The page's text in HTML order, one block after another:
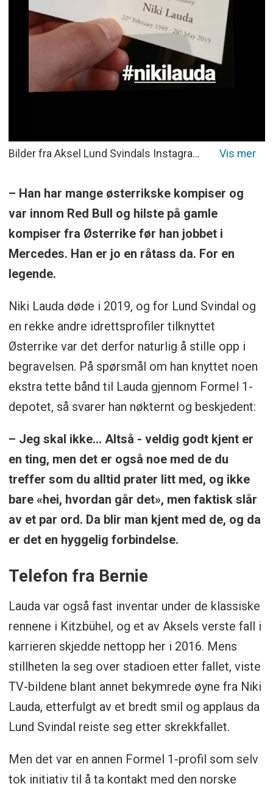
Bilder fra Aksel Lund Svindals Instagram-konto da han deltok i begravelsen til Niki Lauda.
– Han har mange østerrikske kompiser og
var innom Red Bull og hilste på gamle
kompiser fra Østerrike før han jobbet i
Mercedes. Han er jo en råtass da. For en
legende.
Niki Lauda døde i 2019, og for Lund Svindal og
en rekke andre idrettsprofiler tilknyttet
Østerrike var det derfor naturlig å stille opp i
begravelsen. På spørsmål om han knyttet noen
ekstra tette bånd til Lauda gjennom Formel 1-
depotet, så svarer han nøkternt og beskjedent:
– Jeg skal ikke... Altså - veldig godt kjent er
en ting, men det er også noe med de du
treffer som du alltid prater litt med, og ikke
bare «hei, hvordan går det», men faktisk slår
av et par ord. Da blir man kjent med de, og da
er det en hyggelig forbindelse.
Telefon fra Bernie
Lauda var også fast inventar under de klassiske
rennene i Kitzbühel, og et av Aksels verste fall i
karrieren skjedde nettopp her i 2016. Mens
stillheten la seg over stadioen etter fallet, viste
TV-bildene blant annet bekymrede øyne fra Niki
Lauda, etterfulgt av et bredt smil og applaus da
Lund Svindal reiste seg etter skrekkfallet.
Men det var en annen Formel 1-profil som selv
tok initiativ til å ta kontakt med den norske